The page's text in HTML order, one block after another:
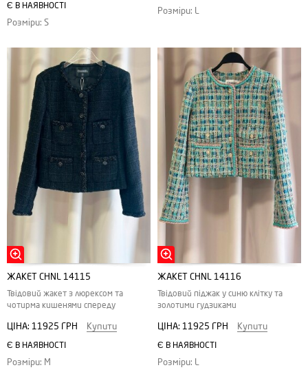
Є В НАЯВНОСТІ
Розміри: S
Розміри: L
ЖАКЕТ CHNL 14115
Твідовий жакет з люрексом та
чотирма кишенями спереду
ЦІНА: 11925 ГРН Купити
Є В НАЯВНОСТІ
Розміри: M
ЖАКЕТ CHNL 14116
Твідовий піджак у синю клітку та
золотими гудзиками
ЦІНА: 11925 ГРН Купити
Є В НАЯВНОСТІ
Розміри: L